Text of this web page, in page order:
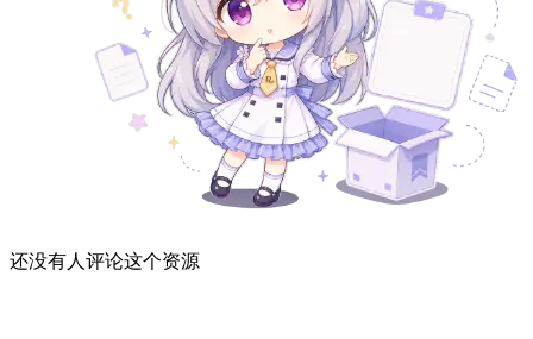
还没有人评论这个资源